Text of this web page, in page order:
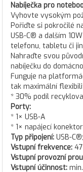
Nabíječka pro
Vyhovte vysokým
Pořiďte si pokročilé
USB-C® a dalším
telefonu, tabletu či
Nahraďte svou
nabíječku do
Funguje na
tak maximální
* 30% podíl
Porty:
* 1× USB-A
* 1× napájecí konektor
Typ připojení: USB-
Vstupní frekvence:
Vstupní provozní
Vstupní účinnost: